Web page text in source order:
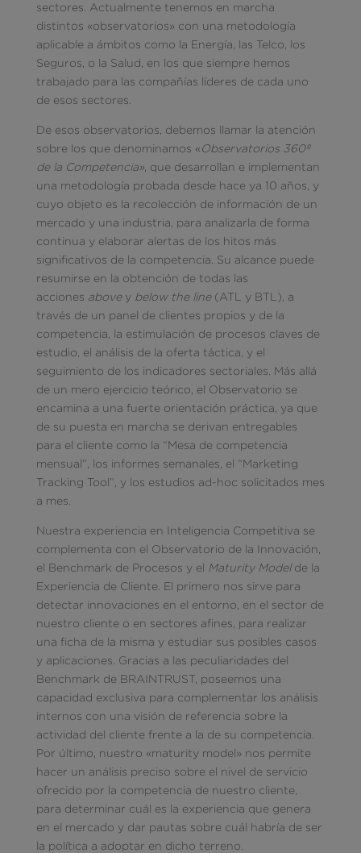
sectores. Actualmente tenemos en marcha
distintos «observatorios» con una metodología
aplicable a ámbitos como la Energía, las Telco, los
Seguros, o la Salud, en los que siempre hemos
trabajado para las compañías líderes de cada uno
de esos sectores.
De esos observatorios, debemos llamar la atención
sobre los que denominamos « Observatorios 360º
de la Competencia», que desarrollan e implementan
una metodología probada desde hace ya 10 años, y
cuyo objeto es la recolección de información de un
mercado y una industria, para analizarla de forma
continua y elaborar alertas de los hitos más
significativos de la competencia. Su alcance puede
resumirse en la obtención de todas las
acciones abovey below the line(ATL y BTL), a
través de un panel de clientes propios y de la
competencia, la estimulación de procesos claves de
estudio, el análisis de la oferta táctica, y el
seguimiento de los indicadores sectoriales. Más allá
de un mero ejercicio teórico, el Observatorio se
encamina a una fuerte orientación práctica, ya que
de su puesta en marcha se derivan entregables
para el cliente como la “Mesa de competencia
mensual”, los informes semanales, el “Marketing
Tracking Tool”, y los estudios ad-hoc solicitados mes
a mes.
Nuestra experiencia en Inteligencia Competitiva se
complementa con el Observatorio de la Innovación,
el Benchmark de Procesos y el Maturity Modelde la
Experiencia de Cliente. El primero nos sirve para
detectar innovaciones en el entorno, en el sector de
nuestro cliente o en sectores afines, para realizar
una ficha de la misma y estudiar sus posibles casos
y aplicaciones. Gracias a las peculiaridades del
Benchmark de BRAINTRUST, poseemos una
capacidad exclusiva para complementar los análisis
internos con una visión de referencia sobre la
actividad del cliente frente a la de su competencia.
Por último, nuestro «maturity model» nos permite
hacer un análisis preciso sobre el nivel de servicio
ofrecido por la competencia de nuestro cliente,
para determinar cuál es la experiencia que genera
en el mercado y dar pautas sobre cuál habría de ser
la política a adoptar en dicho terreno.